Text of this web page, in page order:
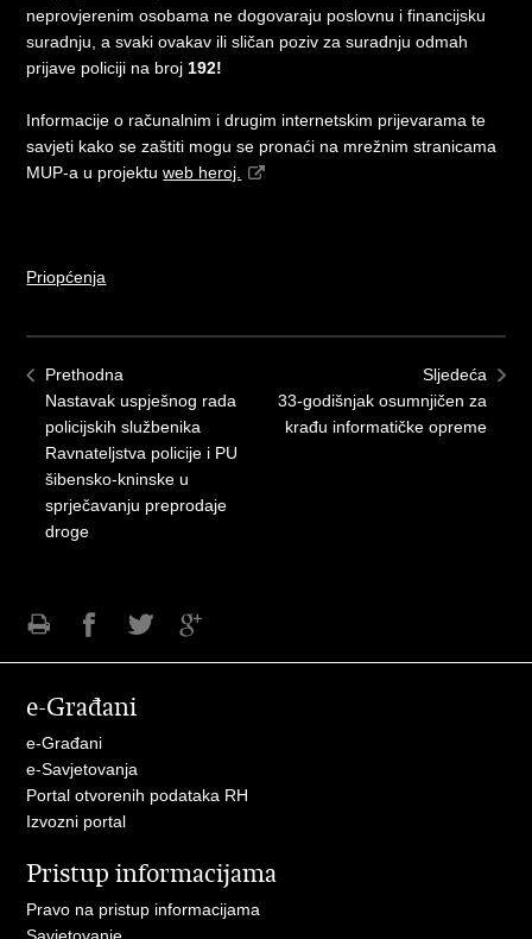
neprovjerenim osobama ne dogovaraju poslovnu i financijsku
suradnju, a svaki ovakav ili sličan poziv za suradnju odmah
prijave policiji na broj 192!
Informacije o računalnim i drugim internetskim prijevarama te
savjeti kako se zaštiti mogu se pronaći na mrežnim stranicama
MUP-a u projektuweb heroj.
Priopćenja
Prethodna
Nastavak uspješnog rada
policijskih službenika
Ravnateljstva policije i PU
šibensko-kninske u
sprječavanju preprodaje
droge
Sljedeća
33-godišnjak osumnjičen za
krađu informatičke opreme
FacebookuTwitteru
e-Građani
e-Građani
e-Savjetovanja
Portal otvorenih podataka RH
Izvozni portal
Pristup informacijama
Pravo na pristup informacijama
Savjetovanje